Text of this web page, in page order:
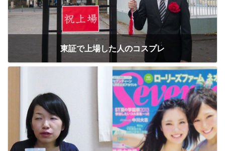
東証で上場した人のコスプレ